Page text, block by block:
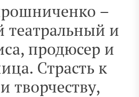
–
театральный и
продюсер и
Страсть к
творчеству,